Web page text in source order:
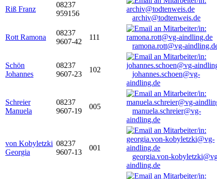
Riß Franz
08237
959156
archiv@todtenweis.de
Rott Ramona
08237
9607-42
111
ramona.rott@vg-
Schön
Johannes
08237
9607-23
102
johannes.schoen@vg-
aindling.de
Schreier
Manuela
08237
9607-19
005
manuela.schreier@vg-
aindling.de
von Kobyletzki
Georgia
08237
9607-13
001
georgia.von-
aindling.de